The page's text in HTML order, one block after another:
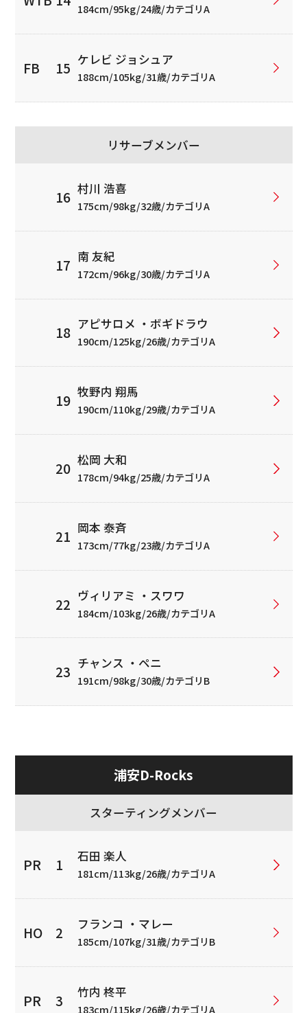
184cm/95kg/24歳/カテゴリA
ケレビ ジョシュア
188cm/105kg/31歳/カテゴリA
リサーブメンバー
村川 浩喜
175cm/98kg/32歳/カテゴリA
南 友紀
172cm/96kg/30歳/カテゴリA
アピサロメ ・ボギドラウ
190cm/125kg/26歳/カテゴリA
牧野内 翔馬
190cm/110kg/29歳/カテゴリA
松岡 大和
178cm/94kg/25歳/カテゴリA
岡本 泰斉
173cm/77kg/23歳/カテゴリA
ヴィリアミ ・スワワ
184cm/103kg/26歳/カテゴリA
チャンス ・ペニ
191cm/98kg/30歳/カテゴリB
浦安D-Rocks
スターティングメンバー
石田 楽人
181cm/113kg/26歳/カテゴリA
フランコ ・マレー
185cm/107kg/31歳/カテゴリB
竹内 柊平
183cm/115kg/26歳/カテゴリA